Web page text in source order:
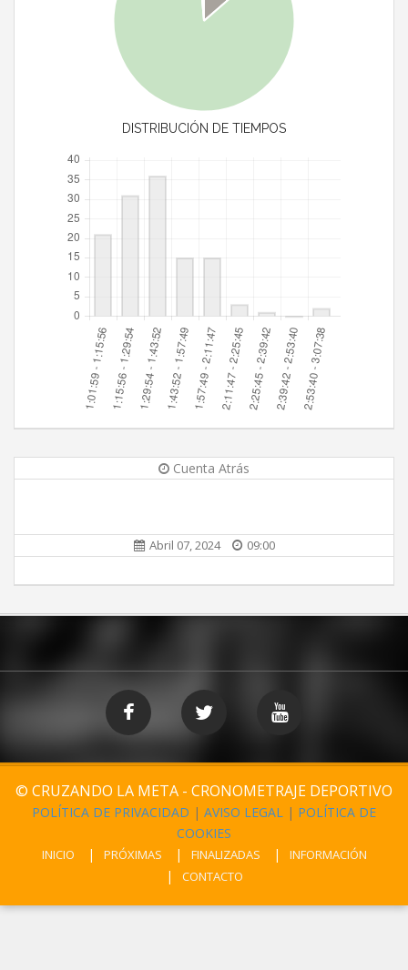
DISTRIBUCIÓN DE TIEMPOS
Cuenta Atrás
Abril 07, 2024 09:00
© CRUZANDO LA META - CRONOMETRAJE DEPORTIVO
POLÍTICA DE PRIVACIDAD | AVISO LEGAL | POLÍTICA DE
COOKIES
INICIO PRÓXIMAS FINALIZADAS
INFORMACIÓN
CONTACTO